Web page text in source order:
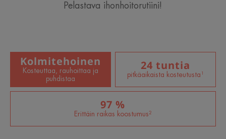
Pelastava ihonhoitorutiini!
Kolmitehoinen
Kosteuttaa, rauhoittaa ja
puhdistaa
24 tuntia
pitkäaikaista kosteutusta¹
97 %
Erittäin raikas koostumus²